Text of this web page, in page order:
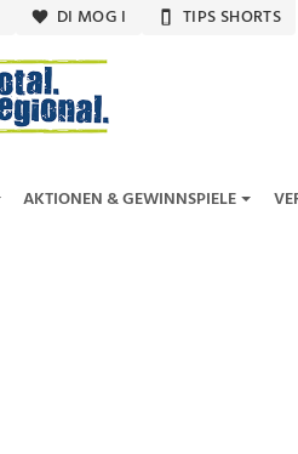
DI MOG I TIPS SHORTS
AKTIONEN & GEWINNSPIELE